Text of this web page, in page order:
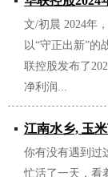
估迎来倒计时
文/初晨 2024年
以“守正出新”的
联控股发布了
净利润...
江南水乡, 玉
你有没有遇到过
忙活了一天，看